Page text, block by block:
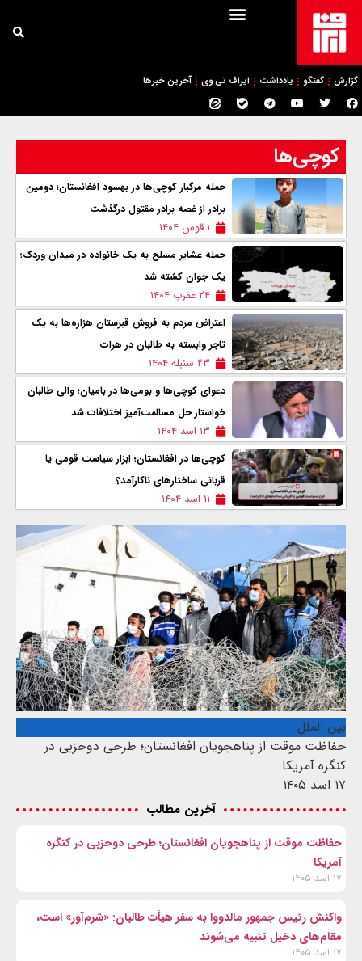
گزارش گفتگو یادداشت ایراف تی وی آخرین خبرها
کوچی‌ها
حمله مرگبار کوچی‌ها در بهسود افغانستان؛ دومين
برادر از غصه برادر مقتول درگذشت
۱ قوس ۱۴۰۴
حمله عشاير مسلح به یک خانواده در میدان وردک؛
یک جوان کشته شد
۲۴ عقرب ۱۴۰۴
اعتراض مردم به فروش قبرستان هزاره‌ها به یک
تاجر وابسته به طالبان در هرات
۲۳ سنبله ۱۴۰۴
دعوای کوچی‌ها و بومی‌ها در باميان؛ والی طالبان
خواستار حل مسالمت‌آمیز اختلافات شد
۱۳ اسد ۱۴۰۴
کوچی‌ها در افغانستان؛ ابزار سیاست قومی یا
قربانی ساختارهای ناکارآمد؟
۱۱ اسد ۱۴۰۴
بین الملل
حفاظت موقت از پناهجویان افغانستان؛ طرحی دوحزبی در
کنگره آمریکا
۱۷ اسد ۱۴۰۵
آخرین مطالب
حفاظت موقت از پناهجویان افغانستان؛ طرحی دوحزبی در کنگره
آمریکا
۱۷ اسد ۱۴۰۵
واکنش رئیس جمهور مالدووا به سفر هیأت طالبان: «شرم‌آور» است،
مقام‌های دخیل تنبیه می‌شوند
۱۷ اسد ۱۴۰۵